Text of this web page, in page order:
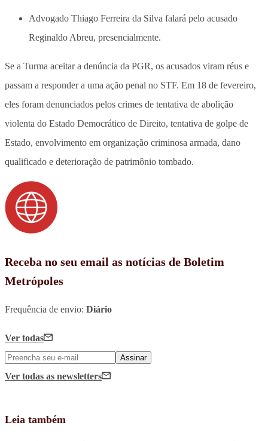
Advogado Thiago Ferreira da Silva falará pelo acusado
Reginaldo Abreu, presencialmente.
Se a Turma aceitar a denúncia da PGR, os acusados viram réus e
passam a responder a uma ação penal no STF. Em 18 de fevereiro,
eles foram denunciados pelos crimes de tentativa de abolição
violenta do Estado Democrático de Direito, tentativa de golpe de
Estado, envolvimento em organização criminosa armada, dano
qualificado e deterioração de patrimônio tombado.
Receba no seu email as notícias de Boletim
Metrópoles
Frequência de envio: Diário
Ver todas
Assinar
Ver todas as newsletters
Leia também